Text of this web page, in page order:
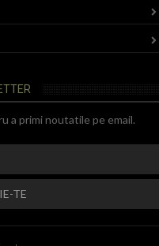
a primi noutatile pe email.